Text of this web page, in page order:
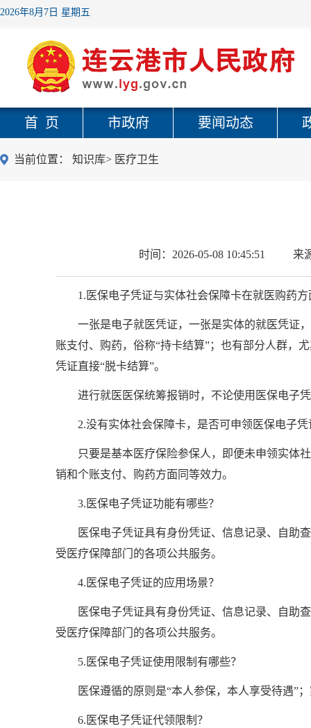
2026年8月7日 星期五
首 页 市政府 要闻动态
当前位置： 知识库> 医疗卫生
时间： 2026-05-08 10:45:51 来
1.医保电子凭证与实体社会保障卡在就医购药
一张是电子就医凭证，一张是实体的就医凭证
账支付、购药，俗称“持卡结算”；也有部分人群，
凭证直接“脱卡结算”。
进行就医医保统筹报销时，不论使用医保电子
2.没有实体社会保障卡，是否可申领医保电子
只要是基本医疗保险参保人，即便未申领实体
销和个账支付、购药方面同等效力。
3.医保电子凭证功能有哪些？
医保电子凭证具有身份凭证、信息记录、自助
受医疗保障部门的各项公共服务。
4.医保电子凭证的应用场景？
医保电子凭证具有身份凭证、信息记录、自助
受医疗保障部门的各项公共服务。
5.医保电子凭证使用限制有哪些？
医保遵循的原则是“本人参保，本人享受待遇”
6.医保电子凭证代领限制？